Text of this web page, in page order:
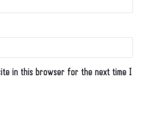
in this browser for the next time I